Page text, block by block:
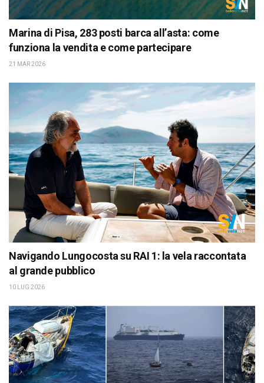
Marina di Pisa, 283 posti barca all’asta: come
funziona la vendita e come partecipare
21 MAR 2026
Navigando Lungocosta su RAI 1: la vela raccontata
al grande pubblico
10 LUG 2026